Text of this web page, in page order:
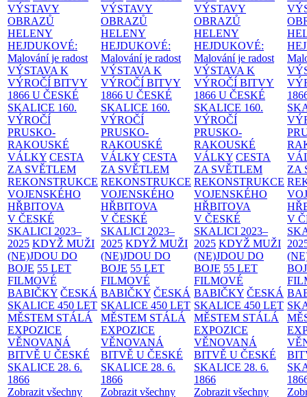
VÝSTAVY
OBRAZŮ
HELENY
HEJDUKOVÉ:
Malování je radost
VÝSTAVA K
VÝROČÍ BITVY
1866 U ČESKÉ
SKALICE 160.
VÝROČÍ
PRUSKO-
RAKOUSKÉ
VÁLKY CESTA
ZA SVĚTLEM
REKONSTRUKCE
VOJENSKÉHO
HŘBITOVA
V ČESKÉ
SKALICI 2023–
2025 KDYŽ MUŽI
(NE)JDOU DO
BOJE 55 LET
FILMOVÉ
BABIČKY ČESKÁ
SKALICE 450 LET
MĚSTEM STÁLÁ
EXPOZICE
VĚNOVANÁ
BITVĚ U ČESKÉ
SKALICE 28. 6.
1866
Zobrazit všechny
VÝSTAVY
OBRAZŮ
HELENY
HEJDUKOVÉ:
Malování je radost
VÝSTAVA K
VÝROČÍ BITVY
1866 U ČESKÉ
SKALICE 160.
VÝROČÍ
PRUSKO-
RAKOUSKÉ
VÁLKY CESTA
ZA SVĚTLEM
REKONSTRUKCE
VOJENSKÉHO
HŘBITOVA
V ČESKÉ
SKALICI 2023–
2025 KDYŽ MUŽI
(NE)JDOU DO
BOJE 55 LET
FILMOVÉ
BABIČKY ČESKÁ
SKALICE 450 LET
MĚSTEM STÁLÁ
EXPOZICE
VĚNOVANÁ
BITVĚ U ČESKÉ
SKALICE 28. 6.
1866
Zobrazit všechny
VÝSTAVY
OBRAZŮ
HELENY
HEJDUKOVÉ:
Malování je radost
VÝSTAVA K
VÝROČÍ BITVY
1866 U ČESKÉ
SKALICE 160.
VÝROČÍ
PRUSKO-
RAKOUSKÉ
VÁLKY CESTA
ZA SVĚTLEM
REKONSTRUKCE
VOJENSKÉHO
HŘBITOVA
V ČESKÉ
SKALICI 2023–
2025 KDYŽ MUŽI
(NE)JDOU DO
BOJE 55 LET
FILMOVÉ
BABIČKY ČESKÁ
SKALICE 450 LET
MĚSTEM STÁLÁ
EXPOZICE
VĚNOVANÁ
BITVĚ U ČESKÉ
SKALICE 28. 6.
1866
Zobrazit všechny
ZA
V